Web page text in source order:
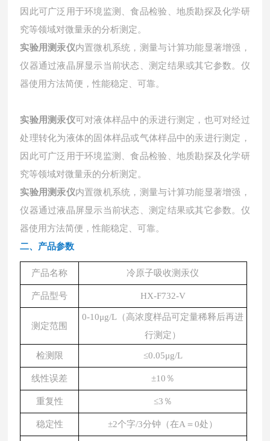
因此可广泛用于环境监测、食品检验、地质勘探及化学研
究等领域对微量汞的分析测定。
实验用测汞仪内置微机系统，测量与计算功能显著增强，
仪器通过液晶屏显示当前状态、测定结果或其它参数。仪
器使用方法简便，性能稳定、可靠。
实验用测汞仪可对液体样品中的汞进行测定，也可对经过
处理转化为液体的固体样品或气体样品中的汞进行测定，
因此可广泛用于环境监测、食品检验、地质勘探及化学研
究等领域对微量汞的分析测定。
实验用测汞仪内置微机系统，测量与计算功能显著增强，
仪器通过液晶屏显示当前状态、测定结果或其它参数。仪
器使用方法简便，性能稳定、可靠。
二、 产品参数
产品名称 冷原子吸收测汞仪
产品型号 HX-F732-V
测定范围
0-10μg/L（高浓度样品可定量稀释后再进
行测定）
检测限 ≤0.05μg/L
线性误差 ±10％
重复性 ≤3％
稳定性 ±2个字/3分钟（在A＝0处）